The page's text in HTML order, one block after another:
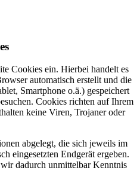
Cookies ein. Hierbei handelt es
automatisch erstellt und die
Smartphone o.ä.) gespeichert
Cookies richten auf Ihrem
keine Viren, Trojaner oder
abgelegt, die sich jeweils im
eingesetzten Endgerät ergeben.
dadurch unmittelbar Kenntnis